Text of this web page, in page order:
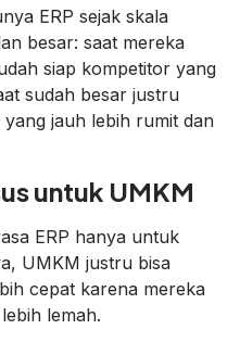
ERP sejak skala
besar: saat mereka
siap kompetitor yang
sudah besar justru
jauh lebih rumit dan
untuk UMKM
ERP hanya untuk
UMKM justru bisa
cepat karena mereka
lemah.